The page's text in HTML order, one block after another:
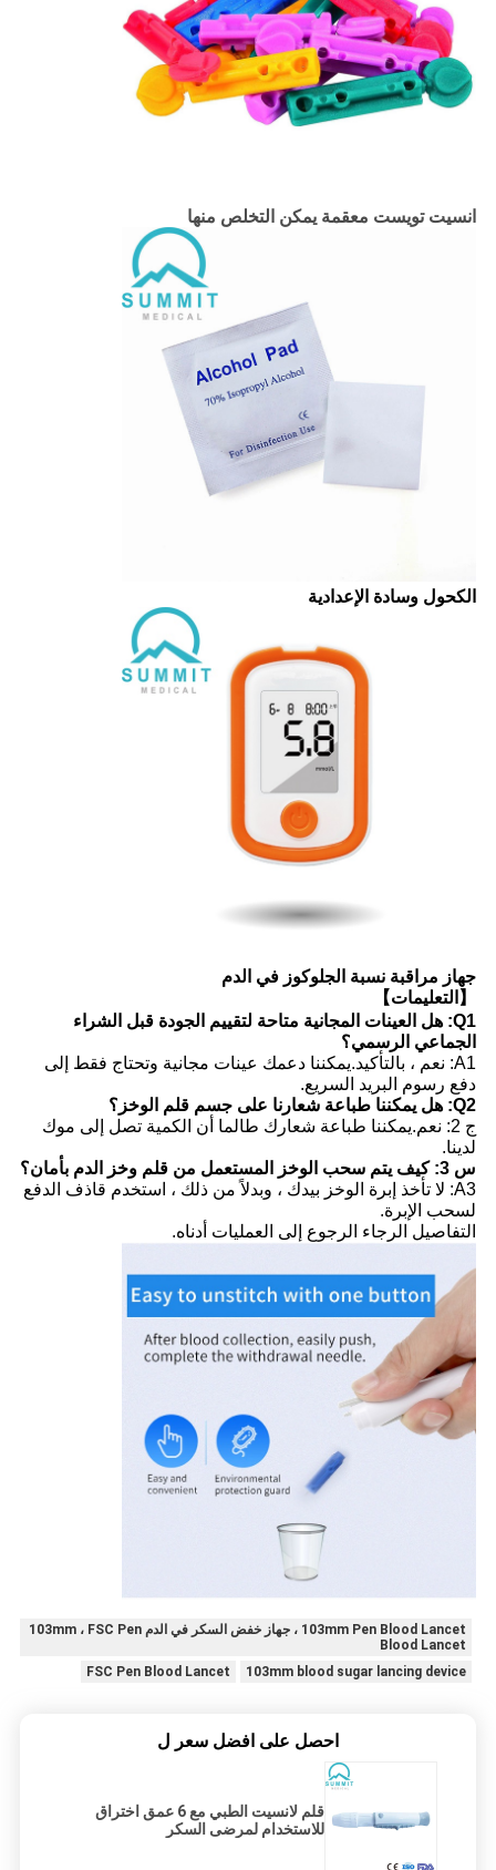
انسيت تويست معقمة يمكن التخلص منها
الكحول وسادة الإعدادية
جهاز مراقبة نسبة الجلوكوز في الدم
【التعليمات】
Q1: هل العينات المجانية متاحة لتقييم الجودة قبل الشراء
الجماعي الرسمي؟
A1: نعم ، بالتأكيد.يمكننا دعمك عينات مجانية وتحتاج فقط إلى
دفع رسوم البريد السريع.
Q2: هل يمكننا طباعة شعارنا على جسم قلم الوخز؟
ج 2: نعم.يمكننا طباعة شعارك طالما أن الكمية تصل إلى موك
لدينا.
س 3: كيف يتم سحب الوخز المستعمل من قلم وخز الدم بأمان؟
A3: لا تأخذ إبرة الوخز بيدك ، وبدلاً من ذلك ، استخدم قاذف الدفع
لسحب الإبرة.
التفاصيل الرجاء الرجوع إلى العمليات أدناه.
103mm Pen Blood Lancet ، جهاز خفض السكر في الدم 103mm ، FSC Pen
Blood Lancet
103mm blood sugar lancing device
FSC Pen Blood Lancet
احصل على افضل سعر ل
قلم لانسيت الطبي مع 6 عمق اختراق
للاستخدام لمرضى السكر